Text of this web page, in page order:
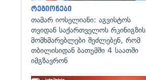
რეგიონები
თამარ იოსელიანი: აგვისტოს
თვიდან საქართველოს რკინიგზის
მომხმარებლები შეძლებენ, რომ
თბილისიდან ბათუმში 4 საათში
იმგზავრონ